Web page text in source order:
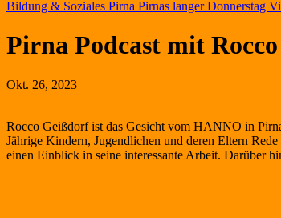
Bildung & Soziales Pirna Pirnas langer Donnerstag
Pirna Podcast mit
Okt. 26, 2023
Rocco Geißdorf ist das Gesicht vom HANNO in
Jährige Kindern, Jugendlichen und deren Eltern
einen Einblick in seine interessante Arbeit. Darüber